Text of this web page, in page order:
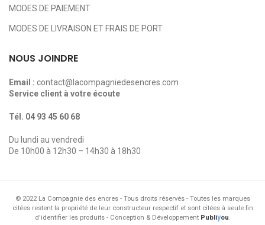
MODES DE PAIEMENT
MODES DE LIVRAISON ET FRAIS DE PORT
NOUS JOINDRE
Email : contact@lacompagniedesencres.com
Service client à votre écoute
Tél. 04 93 45 60 68
Du lundi au vendredi
De 10h00 à 12h30 – 14h30 à 18h30
© 2022 La Compagnie des encres - Tous droits réservés - Toutes les marques
citées restent la propriété de leur constructeur respectif et sont citées à seule fin
d'identifier les produits - Conception & Développement Publiyou.